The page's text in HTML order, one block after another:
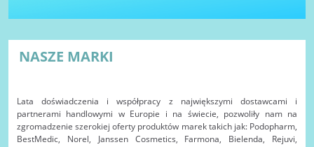
NASZE MARKI
Lata doświadczenia i współpracy z największymi dostawcami i
partnerami handlowymi w Europie i na świecie, pozwoliły nam na
zgromadzenie szerokiej oferty produktów marek takich jak: Podopharm,
BestMedic, Norel, Janssen Cosmetics, Farmona, Bielenda, Rejuvi,